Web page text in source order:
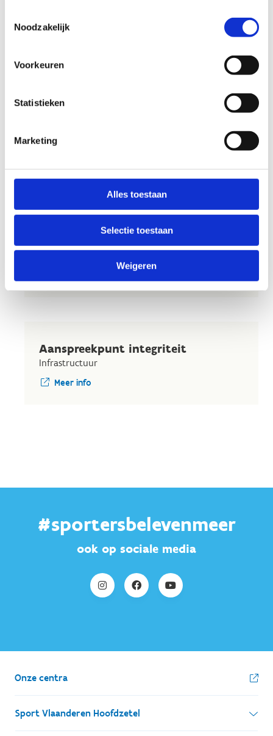
Noodzakelijk
Voorkeuren
Statistieken
Marketing
Alles toestaan
Selectie toestaan
Weigeren
Stuur een bericht
Reservaties clubs, weekendstages, evenementen
+32 50 35 08 61
Financieel verantwoordelijke
Aanspreekpunt integriteit
Infrastructuur
Meer info
#sportersbelevenmeer
ook op sociale media
Onze centra
Sport Vlaanderen Hoofdzetel